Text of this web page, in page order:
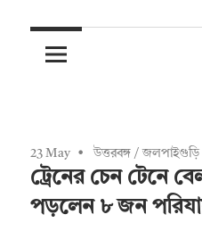
over
Quantity
23 May উত্তরবঙ্গ /জলপাইগুড়ি
ট্রেনের চেন টেনে
পড়লেন ৮ জন